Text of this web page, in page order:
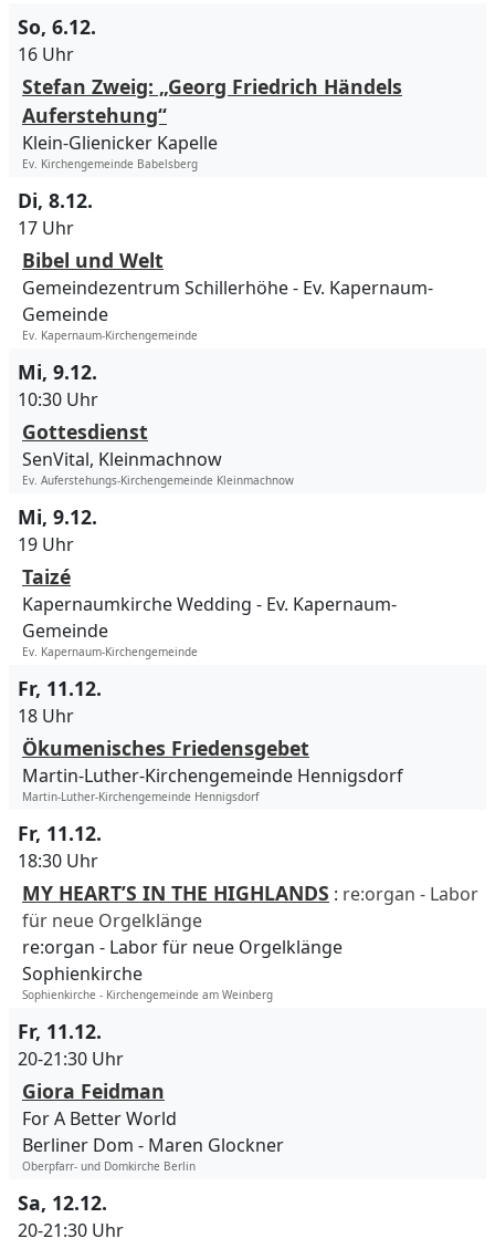
So, 6.12.
16 Uhr
Stefan Zweig: „Georg Friedrich Händels
Auferstehung“
Klein-Glienicker Kapelle
Ev. Kirchengemeinde Babelsberg
Di, 8.12.
17 Uhr
Bibel und Welt
Gemeindezentrum Schillerhöhe
Ev. Kapernaum-
Gemeinde
Ev. Kapernaum-Kirchengemeinde
Mi, 9.12.
10:30 Uhr
Gottesdienst
SenVital, Kleinmachnow
Ev. Auferstehungs-Kirchengemeinde Kleinmachnow
Mi, 9.12.
19 Uhr
Taizé
Kapernaumkirche Wedding
Ev. Kapernaum-
Gemeinde
Ev. Kapernaum-Kirchengemeinde
Fr, 11.12.
18 Uhr
Ökumenisches Friedensgebet
Martin-Luther-Kirchengemeinde Hennigsdorf
Martin-Luther-Kirchengemeinde Hennigsdorf
Fr, 11.12.
18:30 Uhr
MY HEART’S IN THE HIGHLANDS : re:organ - Labor
für neue Orgelklänge
re:organ - Labor für neue Orgelklänge
Sophienkirche
Sophienkirche - Kirchengemeinde am Weinberg
Fr, 11.12.
20-21:30 Uhr
Giora Feidman
For A Better World
Berliner Dom
Maren Glockner
Oberpfarr- und Domkirche Berlin
Sa, 12.12.
20-21:30 Uhr